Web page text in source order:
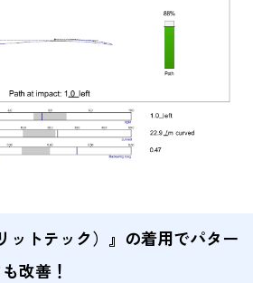
ットテック）』の着用でパター
改善！